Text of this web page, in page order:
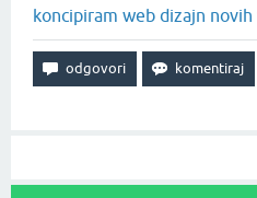
koncipiram web dizajn novih